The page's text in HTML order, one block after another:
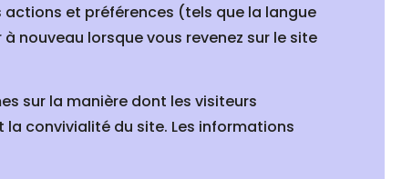
et préférences (tels que la langue
nouveau lorsque vous revenez sur le site
sur la manière dont les visiteurs
convivialité du site. Les informations